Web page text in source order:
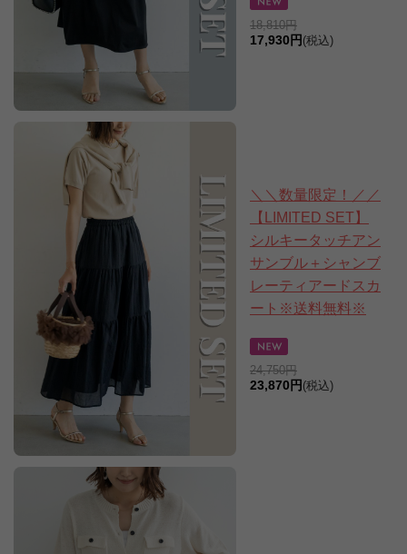
18,810円
17,930円 (税込)
＼＼数量限定！／／
【LIMITED SET】
シルキータッチアン
サンブル＋シャンブ
レーティアードスカ
ート※送料無料※
24,750円
23,870円 (税込)